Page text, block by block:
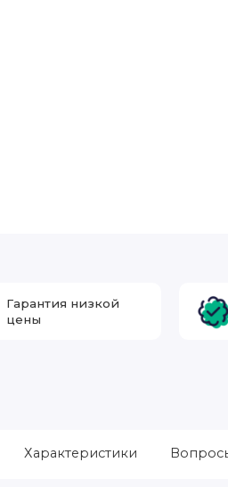
Гарантия низкой
цены
Характеристики